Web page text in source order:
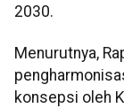
2030.
Menurutnya,
konsepsi oleh